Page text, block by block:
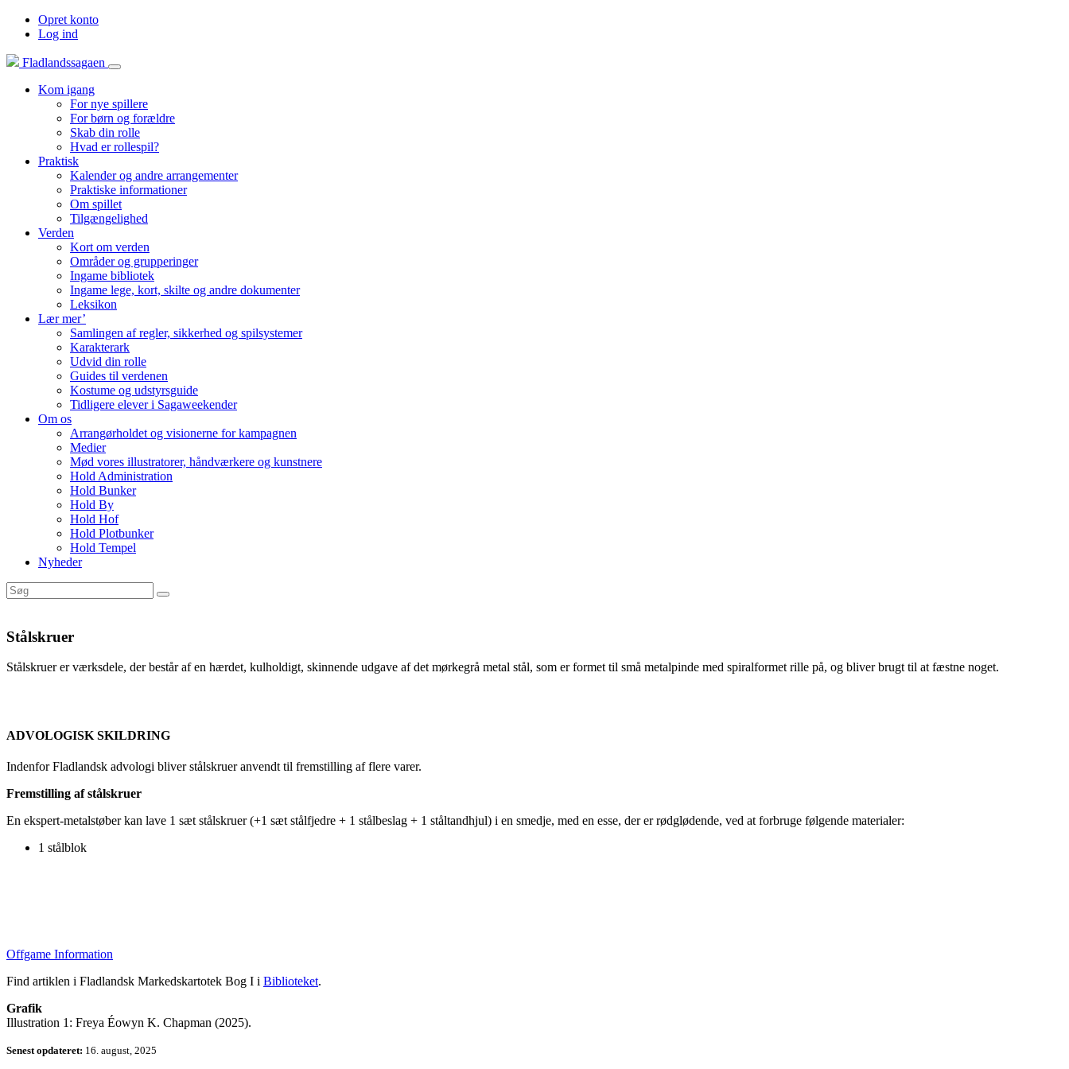
Opret konto
Log ind
Fladlandssagaen
Kom igang
For nye spillere
For børn og forældre
Skab din rolle
Hvad er rollespil?
Praktisk
Kalender og andre arrangementer
Praktiske informationer
Om spillet
Tilgængelighed
Verden
Kort om verden
Områder og grupperinger
Ingame bibliotek
Ingame lege, kort, skilte og andre dokumenter
Leksikon
Lær mer’
Samlingen af regler, sikkerhed og spilsystemer
Karakterark
Udvid din rolle
Guides til verdenen
Kostume og udstyrsguide
Tidligere elever i Sagaweekender
Om os
Arrangørholdet og visionerne for kampagnen
Medier
Mød vores illustratorer, håndværkere og kunstnere
Hold Administration
Hold Bunker
Hold By
Hold Hof
Hold Plotbunker
Hold Tempel
Nyheder
Stålskruer
Stålskruer er værksdele, der består af en hærdet, kulholdigt, skinnende udgave af det mørkegrå metal stål, som er formet til små metalpinde med spiralformet rille på, og bliver brugt til at fæstne noget.
ADVOLOGISK SKILDRING
Indenfor Fladlandsk advologi bliver stålskruer anvendt til fremstilling af flere varer.
Fremstilling af stålskruer
En ekspert-metalstøber kan lave 1 sæt stålskruer (+1 sæt stålfjedre + 1 stålbeslag + 1 ståltandhjul) i en smedje, med en esse, der er rødglødende, ved at forbruge følgende materialer:
1 stålblok
Offgame Information
Find artiklen i Fladlandsk Markedskartotek Bog I i Biblioteket.
Grafik
Illustration 1: Freya Éowyn K. Chapman (2025).
Senest opdateret: 16. august, 2025